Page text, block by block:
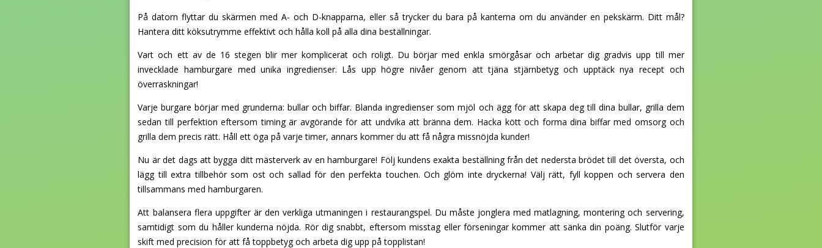
På datorn flyttar du skärmen med A- och D-knapparna, eller så trycker du bara på kanterna om du använder en pekskärm. Ditt mål?
Hantera ditt köksutrymme effektivt och hålla koll på alla dina beställningar.
Vart och ett av de 16 stegen blir mer komplicerat och roligt. Du börjar med enkla smörgåsar och arbetar dig gradvis upp till mer
invecklade hamburgare med unika ingredienser. Lås upp högre nivåer genom att tjäna stjärnbetyg och upptäck nya recept och
överraskningar!
Varje burgare börjar med grunderna: bullar och biffar. Blanda ingredienser som mjöl och ägg för att skapa deg till dina bullar, grilla dem
sedan till perfektion eftersom timing är avgörande för att undvika att bränna dem. Hacka kött och forma dina biffar med omsorg och
grilla dem precis rätt. Håll ett öga på varje timer, annars kommer du att få några missnöjda kunder!
Nu är det dags att bygga ditt mästerverk av en hamburgare! Följ kundens exakta beställning från det nedersta brödet till det översta, och
lägg till extra tillbehör som ost och sallad för den perfekta touchen. Och glöm inte dryckerna! Välj rätt, fyll koppen och servera den
tillsammans med hamburgaren.
Att balansera flera uppgifter är den verkliga utmaningen i restaurangspel. Du måste jonglera med matlagning, montering och servering,
samtidigt som du håller kunderna nöjda. Rör dig snabbt, eftersom misstag eller förseningar kommer att sänka din poäng. Slutför varje
skift med precision för att få toppbetyg och arbeta dig upp på topplistan!